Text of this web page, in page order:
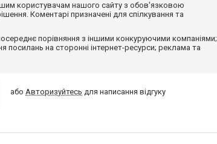
користувачам нашого сайту з обов'язковою
Коментарі призначені для спілкування та
порівняння з іншими конкуруючими компаніями;
посилань на сторонні інтернет-ресурси; реклама та
абоАвторизуйтесь для написання відгуку